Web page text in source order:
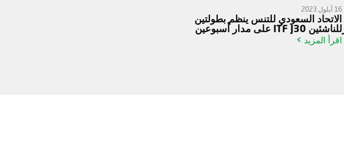
16 أيلول 2023
‎الاتحاد السعودي للتنس ينظم بطولتين
للناشئين ITF J30 على مدار أسبوعين
اقرأ المزيد >